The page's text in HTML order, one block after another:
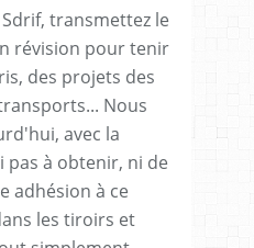
transmettez le
révision pour tenir
des projets des
Nous
avec la
à obtenir, ni de
adhésion à ce
les tiroirs et